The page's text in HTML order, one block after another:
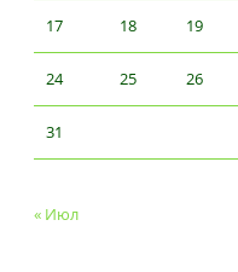
17 18 19
24 25 26
31
« Июл